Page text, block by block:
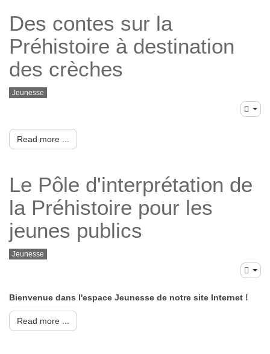
Des contes sur la
Préhistoire à destination
des crèches
Jeunesse
Read more ...
Le Pôle d'interprétation de
la Préhistoire pour les
jeunes publics
Jeunesse
Bienvenue dans l'espace Jeunesse de notre site Internet !
Read more ...